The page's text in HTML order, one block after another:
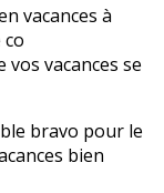
vacances à
co
vos vacances se
bravo pour le
bien